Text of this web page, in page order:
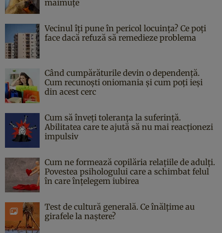
maimuțe
Vecinul îți pune în pericol locuința? Ce poți
face dacă refuză să remedieze problema
Când cumpărăturile devin o dependență.
Cum recunoști oniomania și cum poți ieși
din acest cerc
Cum să înveți toleranța la suferință.
Abilitatea care te ajută să nu mai reacționezi
impulsiv
Cum ne formează copilăria relațiile de adulți.
Povestea psihologului care a schimbat felul
în care înțelegem iubirea
Test de cultură generală. Ce înălțime au
girafele la naștere?